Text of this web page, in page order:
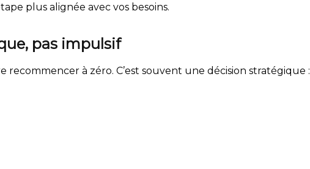
plus alignée avec vos besoins.
pas impulsif
à zéro. C’est souvent une décision stratégique :